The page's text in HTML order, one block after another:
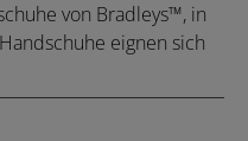
von Bradleys™, in
eignen sich